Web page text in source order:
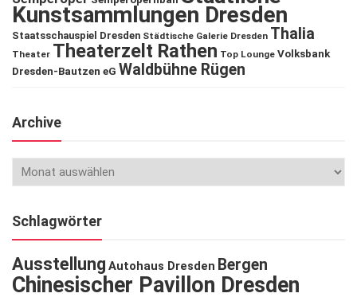
Kunstsammlungen Dresden
Staatsschauspiel Dresden Städtische Galerie Dresden Thalia
Theater Theaterzelt Rathen Top Lounge Volksbank
Dresden-Bautzen eG Waldbühne Rügen
Archive
Schlagwörter
Ausstellung Autohaus Dresden Bergen
Chinesischer Pavillon Dresden